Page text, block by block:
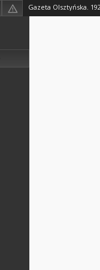
Gazeta Olsztyńska.